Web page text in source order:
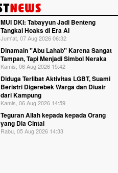
MUI DKI: Tabayyun Jadi Benteng
Tangkal Hoaks di Era AI
Jum'at, 07 Aug 2026 06:32
Dinamain ''Abu Lahab'' Karena Sangat
Tampan, Tapi Menjadi Simbol Neraka
Kamis, 06 Aug 2026 15:42
Diduga Terlibat Aktivitas LGBT, Suami
Beristri Digerebek Warga dan Diusir
dari Kampung
Kamis, 06 Aug 2026 14:59
Teguran Allah kepada kepada Orang
yang Dia Cintai
Rabu, 05 Aug 2026 14:33